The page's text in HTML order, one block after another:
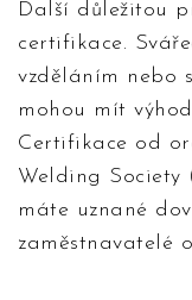
Další důležitou
certifikace.
vzděláním nebo
mohou mít
Certifikace od
Welding Society
máte uznané
zaměstnavatelé